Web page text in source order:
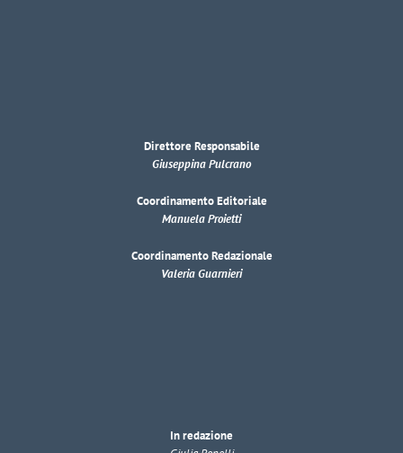
Direttore Responsabile
Giuseppina Pulcrano
Coordinamento Editoriale
Manuela Proietti
Coordinamento Redazionale
Valeria Guarnieri
In redazione